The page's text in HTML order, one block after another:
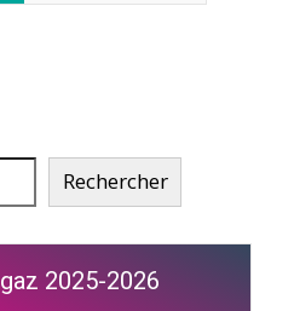
Rechercher
2025-2026